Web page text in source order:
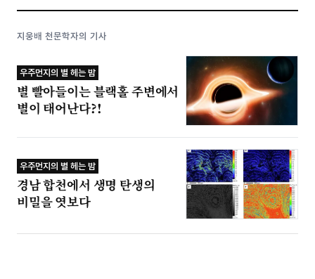
지웅배 천문학자의 기사
우주먼지의 별 헤는 밤
별 빨아들이는 블랙홀 주변에서
별이 태어난다?!
우주먼지의 별 헤는 밤
경남 합천에서 생명 탄생의
비밀을 엿보다